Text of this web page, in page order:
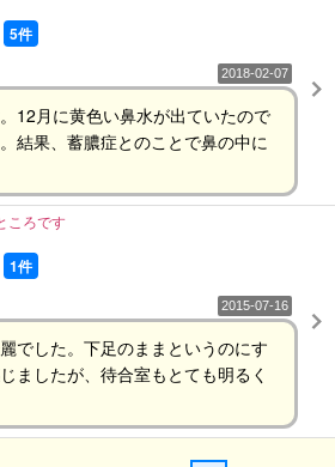
5件
2018-02-07
12月に黄色い鼻水が出ていたので
結果、蓄膿症とのことで鼻の中に
ころです
1件
2015-07-16
でした。下足のままというのにす
ましたが、待合室もとても明るく